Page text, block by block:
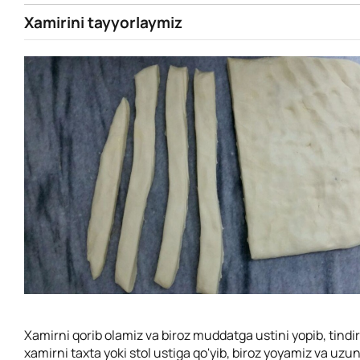
Xamirini tayyorlaymiz
Xamirni qorib olamiz va biroz muddatga ustini yopib,
xamirni taxta yoki stol ustiga qo'yib, biroz yoyamiz va